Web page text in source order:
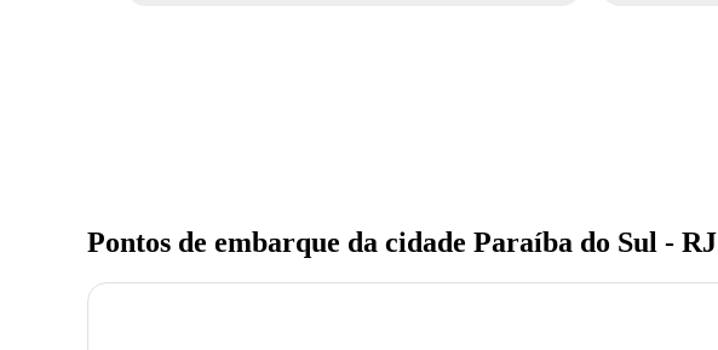
Pontos de embarque da cidade Paraíba do Sul - RJ